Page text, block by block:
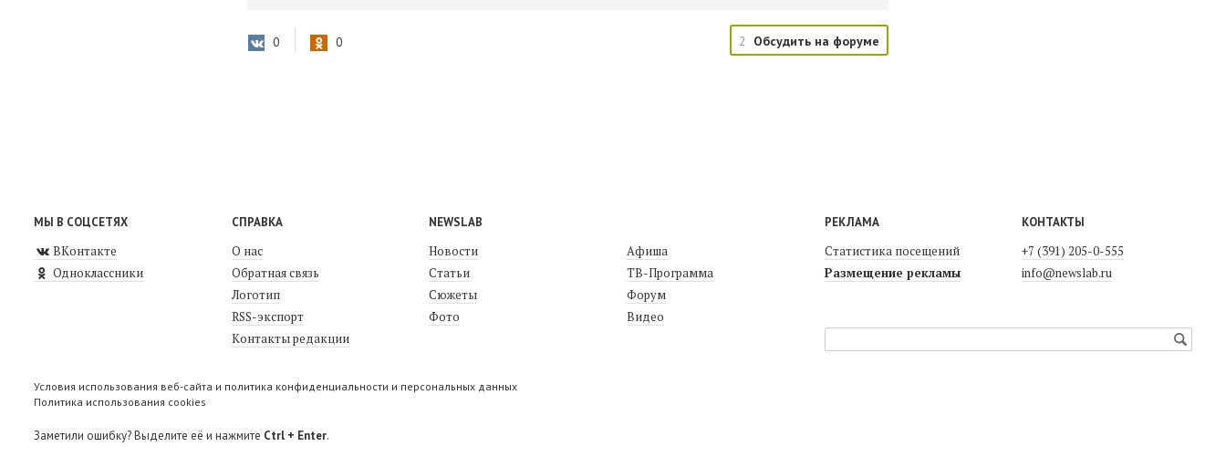
0 0 2 Обсудить на форуме
МЫ В СОЦСЕТЯХ
ВКонтакте
Одноклассники
СПРАВКА
О нас
Обратная связь
Логотип
RSS-экспорт
Контакты редакции
NEWSLAB
Новости
Статьи
Сюжеты
Фото
Афиша
ТВ-Программа
Форум
Видео
РЕКЛАМА
Статистика посещений
Размещение рекламы
КОНТАКТЫ
+7 (391) 205-0-555
info@newslab.ru
Условия использования веб-сайта и политика конфиденциальности и персональных данных
Политика использования cookies
Заметили ошибку? Выделите её и нажмите Ctrl + Enter.